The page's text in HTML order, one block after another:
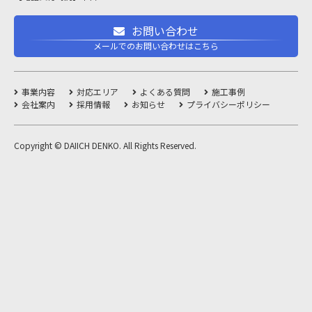
お問い合わせ
メールでのお問い合わせはこちら
事業内容 対応エリア よくある質問
施工事例
会社案内
採用情報 お知らせ プライバシーポリシー
Copyright © DAIICH DENKO. All Rights Reserved.